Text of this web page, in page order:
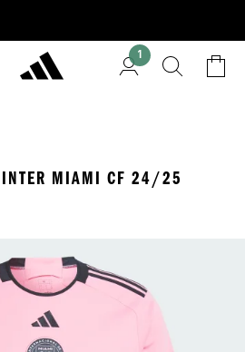
1
INTER MIAMI CF 24/25